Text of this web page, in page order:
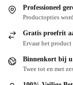
Professioneel
Productopties
Gratis proefrit
Ervaar het
Binnenkort bij
Twee tot en met